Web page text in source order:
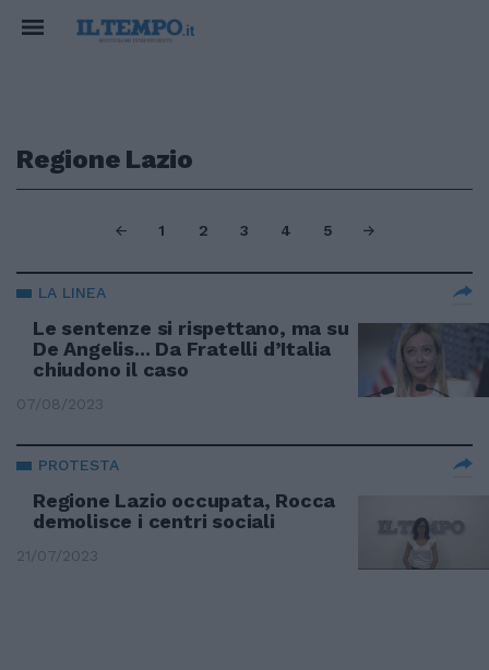
Regione Lazio
1 2 3 4 5
LA LINEA
Le sentenze si rispettano, ma su
De Angelis... Da Fratelli d’Italia
chiudono il caso
07/08/2023
PROTESTA
Regione Lazio occupata, Rocca
demolisce i centri sociali
21/07/2023